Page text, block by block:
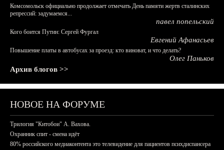
Комсомольск официально продолжает отмечать День памяти жертв сталинских
репрессий: задумаемся...
павел попельский
Кого боится Путин: Сергей Фургал
Евгений Афанасьев
Повышение платы в автобусах за проезд: кто виноват, и что делать?
Олег Паньков
Архив блогов >>
НОВОЕ НА ФОРУМЕ
Трилогия "Китобои" А. Вахова.
Охранник спит - смена идёт
80% российского медиаконтента это телевидение для пациентов психдиспансера